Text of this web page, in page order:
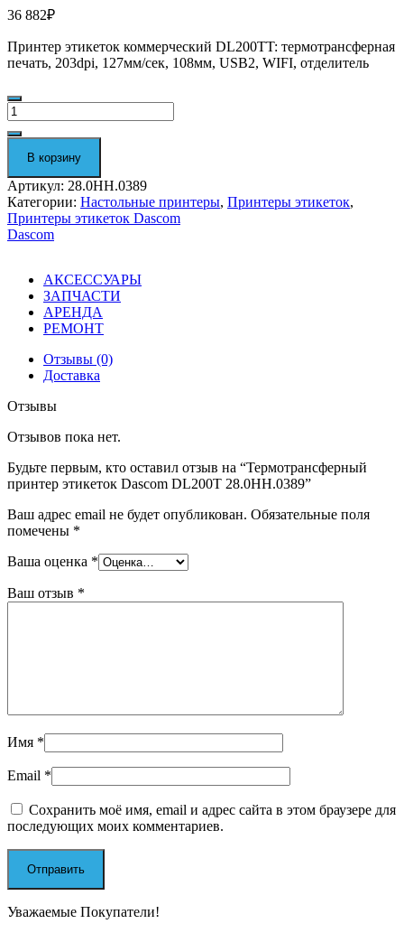
36 882₽
Принтер этикеток коммерческий DL200TT: термотрансферная
печать, 203dpi, 127мм/сек, 108мм, USB2, WIFI, отделитель
Количество
Термотрансферный
принтер
этикеток
Dascom
DL200T
28.0HH.0389
В корзину
Артикул: 28.0HH.0389
Категории: Настольные принтеры, Принтеры этикеток,
Принтеры этикеток Dascom
Dascom
АКСЕССУАРЫ
ЗАПЧАСТИ
АРЕНДА
РЕМОНТ
Отзывы (0)
Доставка
Отзывы
Отзывов пока нет.
Будьте первым, кто оставил отзыв на “Термотрансферный
принтер этикеток Dascom DL200T 28.0HH.0389”
Ваш адрес email не будет опубликован. Обязательные поля
помечены *
Ваша оценка *
Ваш отзыв *
Имя *
Email *
Сохранить моё имя, email и адрес сайта в этом браузере для
последующих моих комментариев.
Уважаемые Покупатели!